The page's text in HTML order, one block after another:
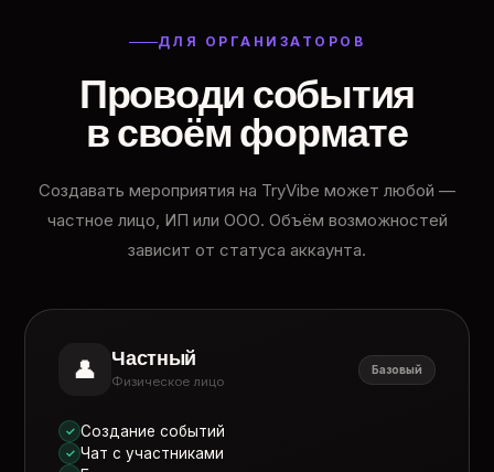
ДЛЯ ОРГАНИЗАТОРОВ
Проводи события
в своём формате
Создавать мероприятия на TryVibe может любой —
частное лицо, ИП или ООО. Объём возможностей
зависит от статуса аккаунта.
👤 Частный
Физическое лицо
Базовый
✓ Создание событий
✓ Чат с участниками